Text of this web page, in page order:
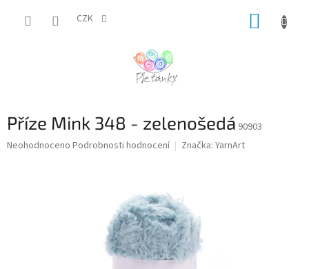
CZK
Příze Mink 348 - zelenošedá 90903
Průměrné
Neohodnoceno Podrobnosti hodnocení Značka: YarnArt